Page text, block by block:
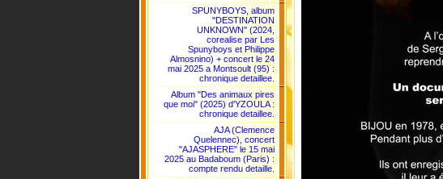
SPUNYBOYS, album
"DESTINATION
UNKNOWN" (2024,
corealise par Les
Spunyboys et Philippe
Almosnino) + concert le 24
mai 2025 a Montsoult (95) :
chronique detaillee.
Album "Des animaux pires
que moi" (2025) d'YZOULA :
chronique detaillee.
AJA (Clemence
Quelennec), concert
"AJASPHERE" le 15 mai
2025 au Badaboum (Paris) :
compte rendu detaille.